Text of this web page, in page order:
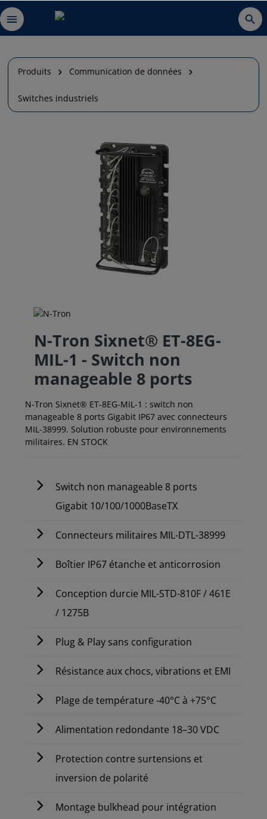
Produits Communication de données
Switches industriels
N-Tron Sixnet® ET-8EG-
MIL-1 - Switch non
manageable 8 ports
N-Tron Sixnet® ET-8EG-MIL-1 : switch non
manageable 8 ports Gigabit IP67 avec connecteurs
MIL-38999. Solution robuste pour environnements
militaires. EN STOCK
Switch non manageable 8 ports
Gigabit 10/100/1000BaseTX
Connecteurs militaires MIL-DTL-38999
Boîtier IP67 étanche et anticorrosion
Conception durcie MIL-STD-810F / 461E
/ 1275B
Plug & Play sans configuration
Résistance aux chocs, vibrations et EMI
Plage de température -40°C à +75°C
Alimentation redondante 18–30 VDC
Protection contre surtensions et
inversion de polarité
Montage bulkhead pour intégration